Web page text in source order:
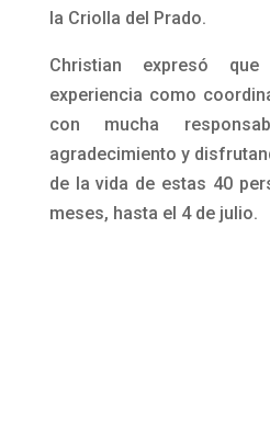
la Criolla del Prado.
Christian expresó
experiencia como
con mucha
agradecimiento y
de la vida de estas 40
meses, hasta el 4 de julio.